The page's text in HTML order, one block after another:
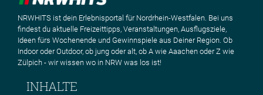
NRWHITS ist dein Erlebnisportal für Nordrhein-Westfalen. Bei uns
findest du aktuelle Freizeittipps, Veranstaltungen, Ausflugsziele,
Ideen fürs Wochenende und Gewinnspiele aus Deiner Region. Ob
Indoor oder Outdoor, ob jung oder alt, ob A wie Aaachen oder Z wie
Zülpich - wir wissen wo in NRW was los ist!
INHALTE